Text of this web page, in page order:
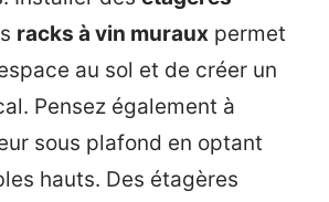
racks à vin muraux permet
au sol et de créer un
Pensez également à
sous plafond en optant
hauts. Des étagères